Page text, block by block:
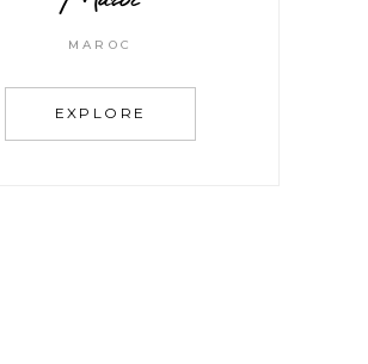
MAROC
EXPLORE